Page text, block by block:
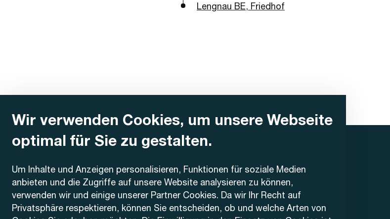
Wir verwenden Cookies, um unsere Webseite
optimal für Sie zu gestalten.
Um Inhalte und Anzeigen personalisieren, Funktionen für soziale Medien
anbieten und die Zugriffe auf unsere Website analysieren zu können,
verwenden wir und einige unserer Partner Cookies. Da wir Ihr Recht auf
Privatsphäre respektieren, können Sie entscheiden, ob und welche Arten von
Lengnau BE, Friedhof
AREMO
Busbetrieb Solothurn Grenchen und Umgebung AG
Dornacherstrasse 48
4500 Solothurn